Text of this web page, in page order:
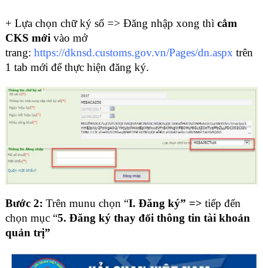
+ Lựa chọn chữ ký số => Đăng nhập xong thì cắm
CKS mới vào mở
trang: https://dknsd.customs.gov.vn/Pages/dn.aspx trên
1 tab mới để thực hiện đăng ký.
Bước 2: Trên munu chọn “I. Đăng ký” => tiếp đến
chọn mục “5. Đăng ký thay đổi thông tin tài khoản
quản trị”